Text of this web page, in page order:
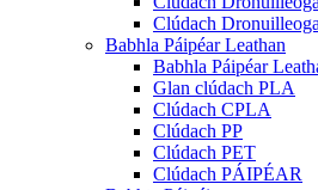
Clúdach
Babhla Páipéar Leathan
Babhla Páipéar
Glan clúdach PLA
Clúdach CPLA
Clúdach PP
Clúdach PET
Clúdach PÁIPÉAR